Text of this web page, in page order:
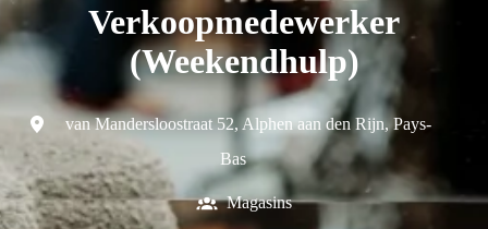
Verkoopmedewerker
(Weekendhulp)
van Mandersloostraat 52, Alphen aan den Rijn, Pays-
Bas
Magasins